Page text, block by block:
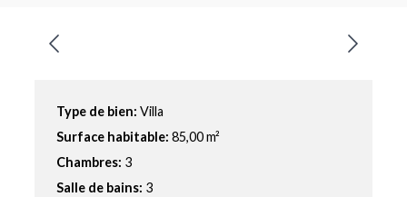
Type de bien: Villa
Surface habitable: 85,00 m²
Chambres: 3
Salle de bains: 3